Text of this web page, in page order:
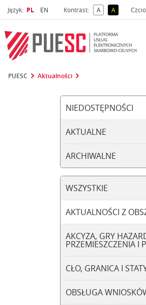
Język: Wybrany język
PL Wybierz język
EN Kontrast: Akontrast
Akontrast
PUESC Aktualności
NIEDOSTĘPNOŚCI
AKTUALNE
ARCHIWALNE
WSZYSTKIE
AKTUALNOŚCI Z
AKCYZA, GRY
PRZEMIESZCZENIA I
CŁO, GRANICA I
OBSŁUGA